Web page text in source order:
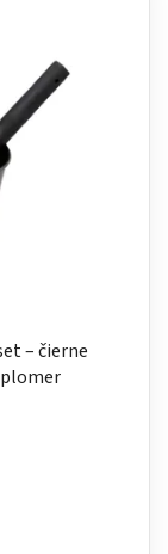
– čierne